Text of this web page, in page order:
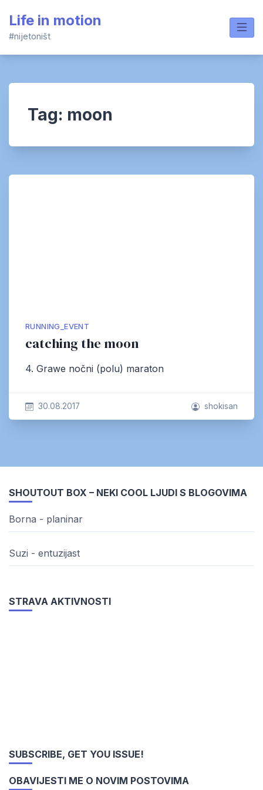
content
Life in motion
#nijetoništ
Tag: moon
RUNNING_EVENT
catching the moon
4. Grawe nočni (polu) maraton
30.08.2017 shokisan
SHOUTOUT BOX – NEKI COOL LJUDI S BLOGOVIMA
Borna - planinar
Suzi - entuzijast
STRAVA AKTIVNOSTI
SUBSCRIBE, GET YOU ISSUE!
OBAVIJESTI ME O NOVIM POSTOVIMA